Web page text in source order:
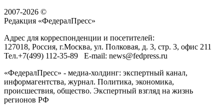
2007-2026 ©
Редакция «ФедералПресс»
Адрес для корреспонденции и посетителей:
127018, Россия, г.Москва, ул. Полковая, д. 3, стр. 3, офис 211
Тел.+7(499) 112-35-89 E-mail: news@fedpress.ru
«ФедералПресс» - медиа-холдинг: экспертный канал,
информагентства, журнал. Политика, экономика,
происшествия, общество. Экспертный взгляд на жизнь
регионов РФ